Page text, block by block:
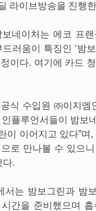
라이브방송을 진행
네이처는 에코 프랜
드러움이 특징인 ‘밤
이다. 여기에 카드
식 수입원 ㈜이지엠
인플루언서들이 밤보
이 이어지고 있다”며,
로 만나볼 수 있으
다.
서는 밤보그린과 밤
간을 준비했으며